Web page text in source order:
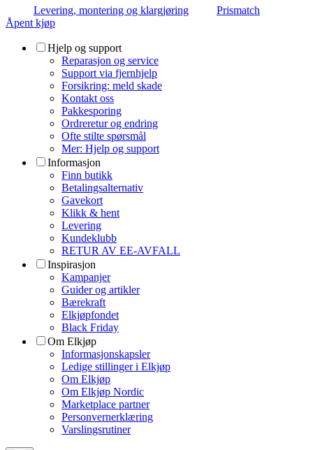
Levering, montering og klargjøring
Prismatch
Åpent kjøp
Hjelp og support
Reparasjon og service
Support via fjernhjelp
Forsikring: meld skade
Kontakt oss
Pakkesporing
Ordreretur og endring
Ofte stilte spørsmål
Mer: Hjelp og support
Informasjon
Finn butikk
Betalingsalternativ
Gavekort
Klikk & hent
Levering
Kundeklubb
RETUR AV EE-AVFALL
Inspirasjon
Kampanjer
Guider og artikler
Bærekraft
Elkjøpfondet
Black Friday
Om Elkjøp
Informasjonskapsler
Ledige stillinger i Elkjøp
Om Elkjøp
Om Elkjøp Nordic
Marketplace partner
Personvernerklæring
Varslingsrutiner